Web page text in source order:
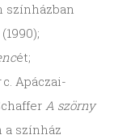
színházban
ét;
c. Apáczai-
A szörny
a színház